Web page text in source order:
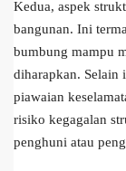
Kedua, aspek
bangunan. Ini
bumbung mampu
diharapkan. Selain
piawaian
risiko kegagalan
penghuni atau